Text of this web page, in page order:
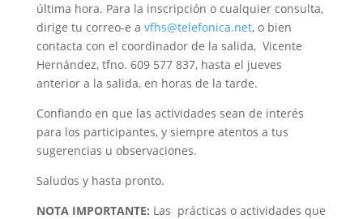
última hora. Para la inscripción o cualquier consulta,
dirige tu correo-e a vfhs@telefonica.net, o bien
contacta con el coordinador de la salida, Vicente
Hernández, tfno. 609 577 837, hasta el jueves
anterior a la salida, en horas de la tarde.
Confiando en que las actividades sean de interés
para los participantes, y siempre atentos a tus
sugerencias u observaciones.
Saludos y hasta pronto.
NOTA IMPORTANTE: Las prácticas o actividades que